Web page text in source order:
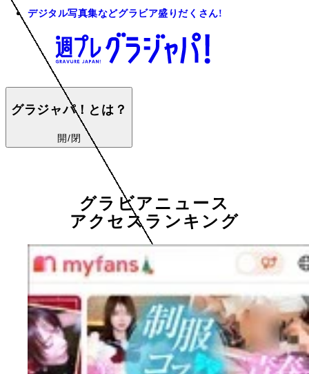
デジタル写真集などグラビア盛りだくさん!
グラジャパ！とは？
開/閉
グラビアニュース
アクセスランキング